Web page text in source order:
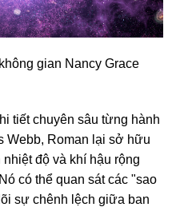
gian Nancy Grace
tiết chuyên sâu từng hành
Webb, Roman lại sở hữu
độ và khí hậu rộng
có thể quan sát các "sao
sự chênh lệch giữa ban